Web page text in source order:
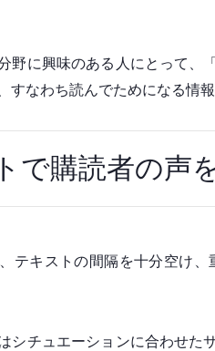
野に興味のある人にとって、
すなわち読んでためになる情
で購読者の声
テキストの間隔を十分空け
シチュエーションに合わせた